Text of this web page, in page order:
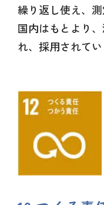
繰り返し使え、測
国内はもとより
れ、採用されてい